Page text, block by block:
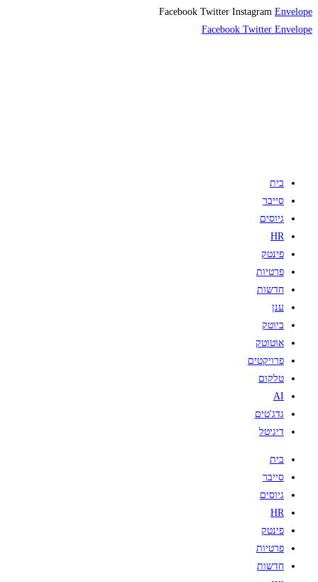
Facebook Twitter Instagram Envelope
Facebook Twitter Envelope
בית
סייבר
גיוסים
HR
פינטק
פרטיות
חדשות
ענן
ביוטק
אוטוטק
פרויקטים
טלקום
AI
גדג'טים
דיגיטל
בית
סייבר
גיוסים
HR
פינטק
פרטיות
חדשות